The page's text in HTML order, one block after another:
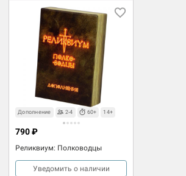
Дополнение 2-4 60+ 14+
Реликвиум: Полководцы
790 ₽
Уведомить о наличии